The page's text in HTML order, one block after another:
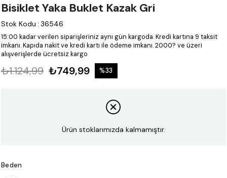
Bisiklet Yaka Buklet Kazak Gri
Stok Kodu : 36546
15:00 kadar verilen siparişleriniz aynı gün kargoda.Kredi kartına 9 taksit
imkanı.Kapıda nakit ve kredi kartı ile ödeme imkanı.2000? ve üzeri
alışverişlerde ücretsiz kargo
₺1.124,99 ₺749,99 %33
Ürün stoklarımızda kalmamıştır.
Beden